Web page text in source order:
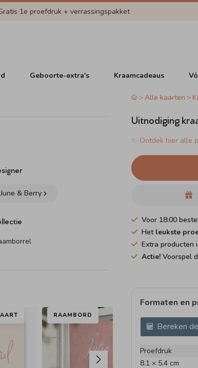
1e proefdruk + verrassingspakket
Geboorte-extra's Kraamcadeaus
June & Berry
RAAMBORD
Alle kaarten
Uitnodiging
✨ Ontdek hier alle
Voor 18:00
Het leukste
Extra producten i
Actie!Voorspel
Formaten en
Bereken
Proefdruk
8.1 × 5.4 cm